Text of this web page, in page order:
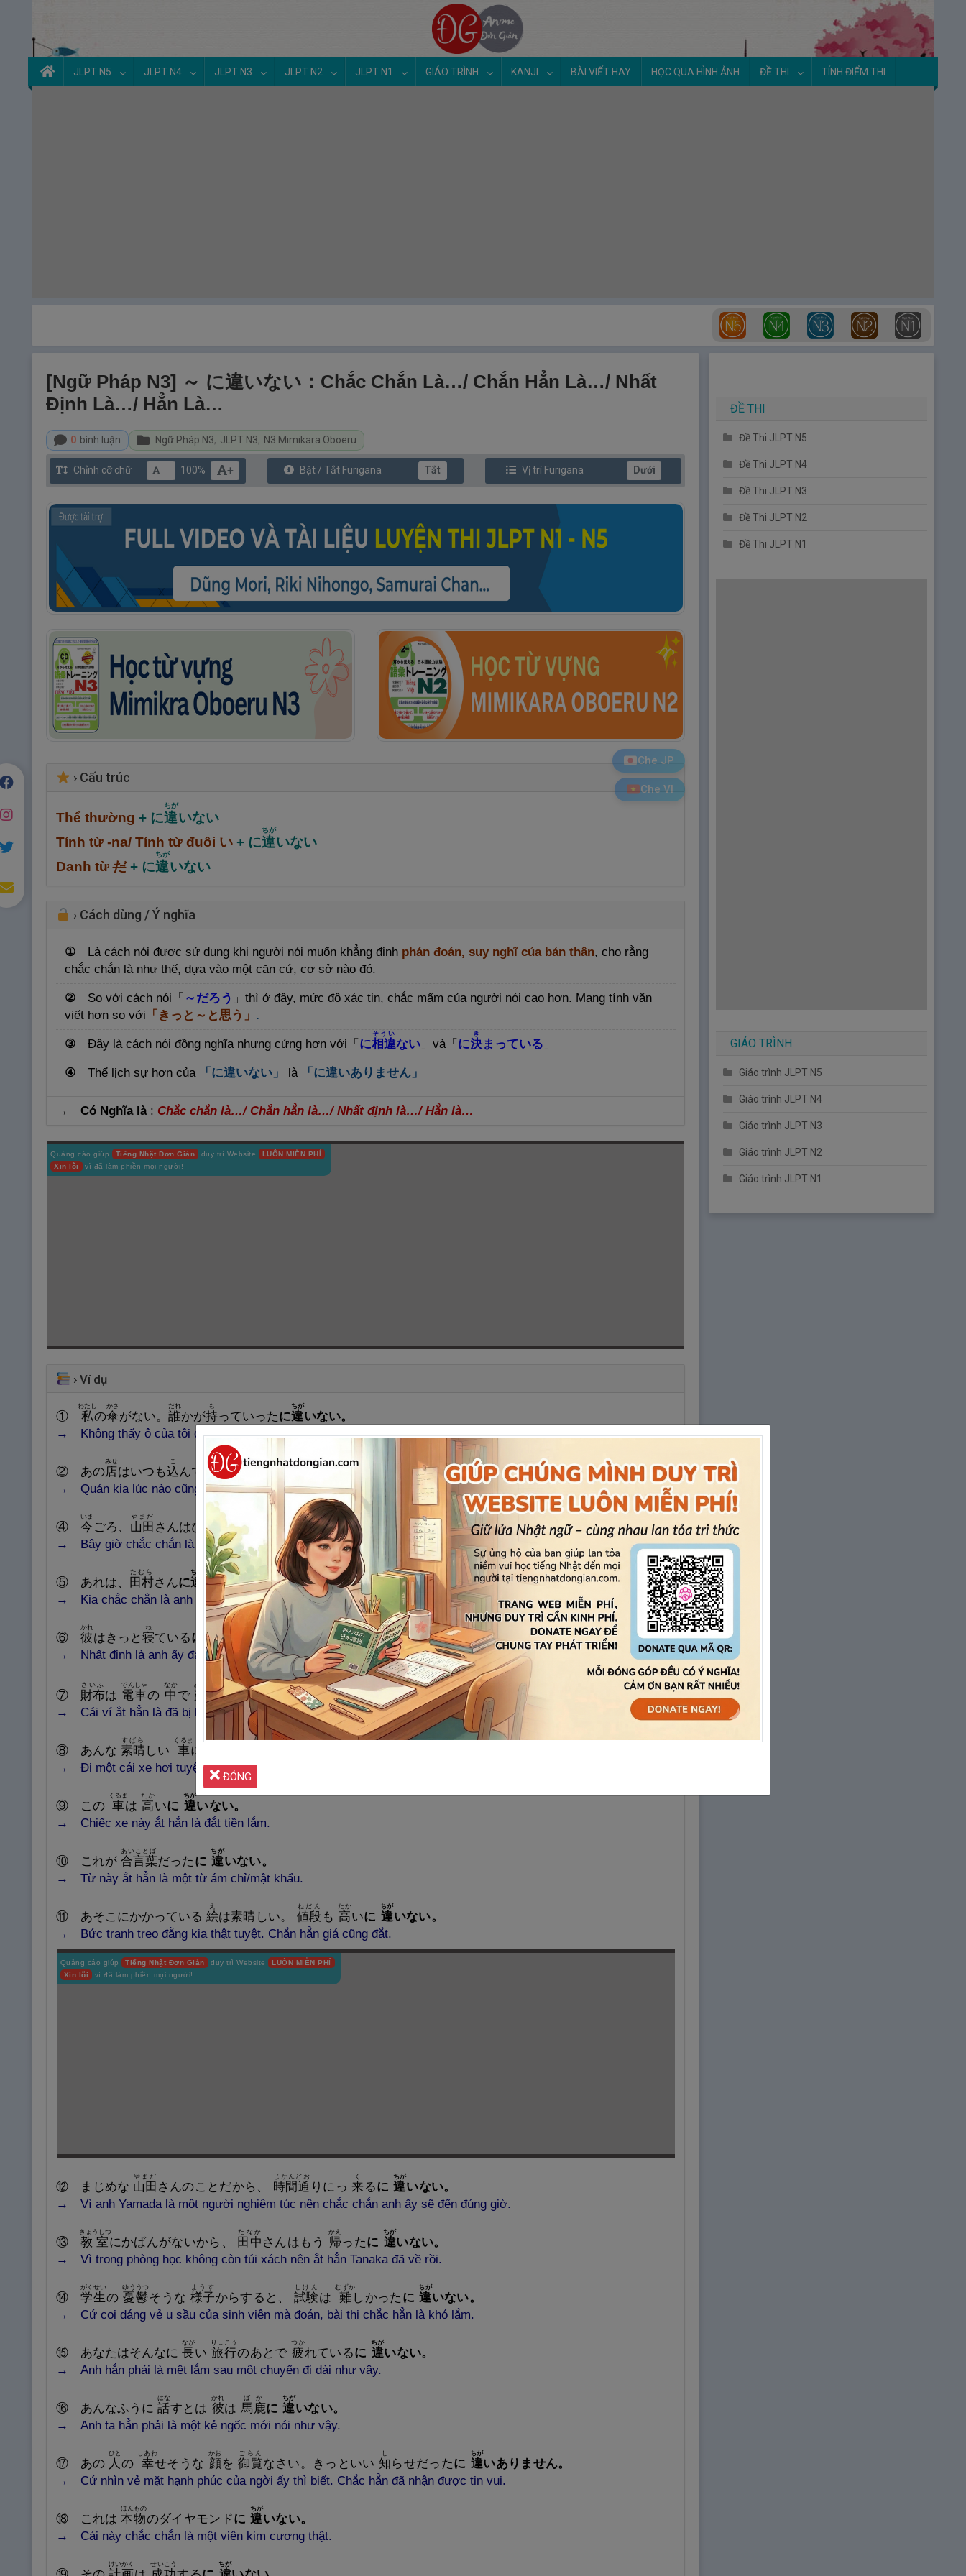
JLPT N5 JLPT N4 JLPT N3 JLPT N2 JLPT N1 GIÁO TRÌNH KANJI BÀI VIẾT HAY HỌC QUA HÌNH ẢNH ĐỀ THI TÍNH ĐIỂM THI
[Ngữ Pháp N3] ～ に違いない：Chắc Chắn Là…/ Chắn Hẳn Là…/ Nhất
Định Là…/ Hẳn Là…
0 bình luận Ngữ Pháp N3, JLPT N3, N3 Mimikara Oboeru
Chỉnh cỡ chữ － 100% + Bật / Tắt Furigana Tắt Vị trí Furigana Dưới
Che JP
› Cấu trúc
Thể thường + に違
ちが
いない
Tính từ -na/ Tính từ đuôi い + に違
ちが
いない
Danh từだ+ に違
ちが
いない
› Cách dùng / Ý nghĩa
① Là cách nói được sử dụng khi người nói muốn khẳng định phán đoán, suy nghĩ của bản thân, cho rằng
chắc chắn là như thế, dựa vào một căn cứ, cơ sở nào đó.
② So với cách nói 「 ～ だろう 」 thì ở đây, mức độ xác tin, chắc mẩm của người nói cao hơn. Mang tính văn
viết hơn so với 「きっと～と思う」 .
③ Đây là cách nói đồng nghĩa nhưng cứng hơn với 「 に相違
そうい
ない 」 và「 に決
き
まっている 」
④ Thể lịch sự hơn của 「に違いない」 là 「に違いありません」
→ Có Nghĩa là: Chắc chắn là…/ Chắn hẳn là…/ Nhất định là…/ Hẳn là…
Quảng cáo giúp Tiếng Nhật Đơn Giản duy trì Website
LUÔN MIỄN PHÍ
Xin lỗi
vì đã làm phiền mọi người!
› Ví dụ
① 私
わたし
の傘
かさ
がない。 誰
だれ
かが持
も
っていったに違
ちが
いない。
→ Không thấy ô của tôi đâu. Chắc chắn là ai đó đã cầm đi rồi.
② あの店
hiệu
みせ
はいつも込
こ
んでいるから、安
やす
違
ちが
いない。
→ Quán kia lúc nào cũng đông nên nhất định là rẻ rồi.
④ 今
いま
ごろ、 山 田
やまだ
さんはひま
にちがいありません。
→ Bây giờ chắc chắn là Yamada đang rảnh.
⑤ あれは、 田 村
たむら
さんに違
ちが
いない。
→ Kia chắc chắn là anh Tamura.
⑥ 彼
かれ
はきっと 寝
ね
ているに 違いない。
→ Nhất định là anh ấy đang ngủ.
⑦ 財布
さいふ
は 電車
でんしゃ
の 中
なか
で 盗
ぬす
まれたに 違
ちが
いない。
→ Cái ví ắt hẳn là đã bị lấy cắp ở trên xe điện.
⑧ あんな 素晴
すばら
しい 車
くるま
に
の たむら かねも ちが
→ Đi một cái xe hơi tuyệt vời như thế, chắc hẳn anh Tamura giàu lắm.
⑨ この 車
くるま
は 高
たか
いに 違
ちが
いない。
→ Chiếc xe này ắt hẳn là đắt tiền lắm.
⑩ これが 合言葉
あいことば
だった に 違
ちが
いない。
→ Từ này ắt hẳn là một từ ám chỉ/mật khẩu.
⑪ あそこにかかっている 絵
え
は素晴 しい。 値
Nghĩa: Giá trị, giá cả, xứng
đáng
段
Nghĩa: Bậc thang, nấc, giai
đoạn
ねだん
も 高
たか
いに 違
ちが
いない。
→ Bức tranh treo đằng kia thật tuyệt. Chắn hẳn giá cũng đắt.
Quảng cáo giúp Tiếng Nhật Đơn Giản duy trì Website
LUÔN MIỄN PHÍ
Xin lỗi
vì đã làm phiền mọi người!
⑫ まじめな 山 田
やまだ
さんのことだから、 時間通
じかんどお
りにっ 来
く
るに 違
ちが
いない。
→ Vì anh Yamada là một người nghiêm túc nên chắc chắn anh ấy sẽ đến đúng giờ.
⑬ 教室
きょうしつ
にかばんがないから、 田 中
たなか
さんはもう 帰
かえ
ったに 違
ちが
いない。
→ Vì trong phòng học không còn túi xách nên ắt hẳn Tanaka đã về rồi.
⑭ 学生
がくせい
の 憂鬱
uất.
ゆううつ
そうな 様子
ようす
からすると、 試験
しけん
は 難
むずか
しかった に 違
ちが
いない。
→ Cứ coi dáng vẻ u sầu của sinh viên mà đoán, bài thi chắc hẳn là khó lắm.
⑮ あなたはそんなに 長
TRƯỜNG, TRƯỞNG,
なが
い 旅
trình, quán trọ
行
HẠNG
りょこう
のあとで 疲
つか
れているに 違
ちが
いない。
→ Anh hẳn phải là mệt lắm sau một chuyến đi dài như vậy.
⑯ あんなふうに 話
はな
すとは 彼
phương
かれ
は 馬 鹿
ばか
に 違
ちが
いない。
→ Anh ta hẳn phải là một kẻ ngốc mới nói như vậy.
⑰ あの 人
ひと
の 幸
しあわ
せそうな 顔
かお
を 御覧
ごらん
なさい。きっといい 知
し
らせだったに 違
ちが
いありません。
→ Cứ nhìn vẻ mặt hạnh phúc của ngời ấy thì biết. Chắc hẳn đã nhận được tin vui.
⑱ これは 本
sự vật, sách
物
ほんもの
のダイヤモンドに 違
ちが
いない。
→ Cái này chắc chắn là một viên kim cương thật.
けいかく せいこう ちが
Che VI
ĐỀ THI
Đề Thi JLPT N5
Đề Thi JLPT N4
Đề Thi JLPT N3
Đề Thi JLPT N2
Đề Thi JLPT N1
GIÁO TRÌNH
Giáo trình JLPT N5
Giáo trình JLPT N4
Giáo trình JLPT N3
Giáo trình JLPT N2
Giáo trình JLPT N1
ĐÓNG